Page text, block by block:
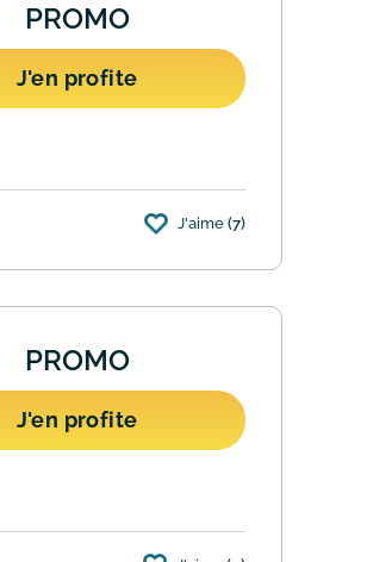
PROMO
J'en profite
En adhérant, vousJ'aime (7)
PROMO
J'en profite